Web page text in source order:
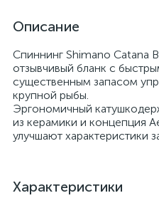
Описание
Спиннинг Shimano Catana
отзывчивый бланк с
существенным запасом
крупной рыбы.
Эргономичный
из керамики и концепция
улучшают характеристики
Характеристики